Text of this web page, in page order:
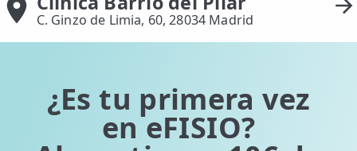
C. Ginzo de Limia, 60, 28034 Madrid
¿Es tu primera vez
en eFISIO?